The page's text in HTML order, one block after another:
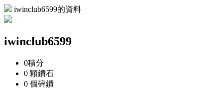
iwinclub6599的資料
iwinclub6599
0積分
0 顆鑽石
0 個碎鑽